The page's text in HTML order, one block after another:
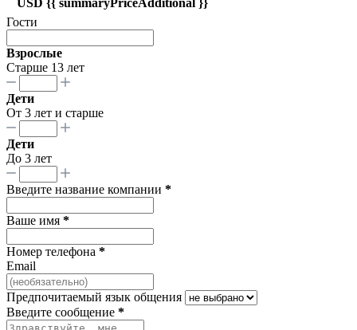
USD {{ summaryPriceAdditional }}
Гости
Взрослые
Старше 13 лет
Дети
От 3 лет и старше
Дети
До 3 лет
Введите название компании *
Ваше имя *
Номер телефона *
Email
Предпочитаемый язык общения
Введите сообщение *